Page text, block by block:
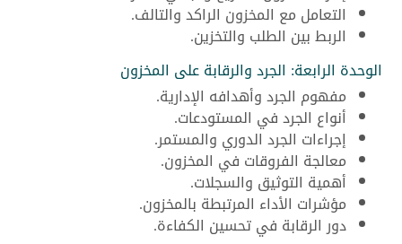
التعامل مع المخزون الراكد والتالف.
الربط بين الطلب والتخزين.
الوحدة الرابعة: الجرد والرقابة على المخزون
مفهوم الجرد وأهدافه الإدارية.
أنواع الجرد في المستودعات.
إجراءات الجرد الدوري والمستمر.
معالجة الفروقات في المخزون.
أهمية التوثيق والسجلات.
مؤشرات الأداء المرتبطة بالمخزون.
دور الرقابة في تحسين الكفاءة.